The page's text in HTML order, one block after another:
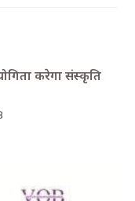
करेगा संस्कृति